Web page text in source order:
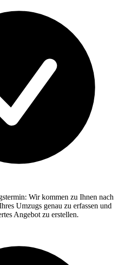
Wir kommen zu Ihnen nach
Umzugs genau zu erfassen und
Angebot zu erstellen.